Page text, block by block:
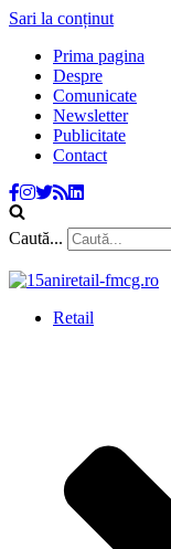
Sari la conținut
Prima pagina
Despre
Comunicate
Newsletter
Publicitate
Contact
Caută...
Retail